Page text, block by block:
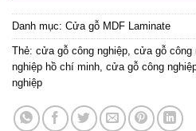
Danh mục: Cửa gỗ MDF Laminate
Thẻ: cửa gỗ công nghiệp cửa gỗ công
nghiệp hồ chí minh cửa gỗ công
nghiệp